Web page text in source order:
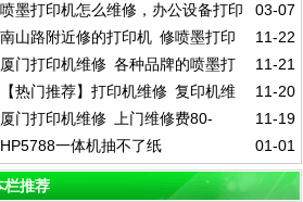
装 网络布线
03-07
喷墨打印机怎么维修，办公设备打印
机复印机维修出租，来单有优惠
11-22
南山路附近修的打印机 修喷墨打印
机 上门加粉加墨
11-21
厦门打印机维修 各种品牌的喷墨打
印机维修
11-20
【热门推荐】打印机维修 复印机维
修 电脑维修 一体机维修
11-19
厦门打印机维修 上门维修费80-
100，全市上门
01-01
HP5788一体机抽不了纸
栏推荐